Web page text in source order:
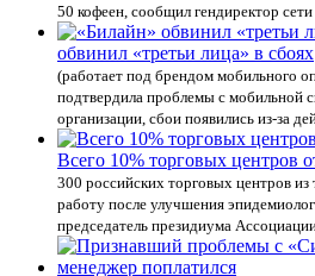
50 кофеен, сообщил гендиректор
обвинил «третьи лица» в сбоях
(работает под брендом мобильного
подтвердила проблемы с мобильной
организации, сбои появились из-за
Всего 10% торговых центров
300 российских торговых центров
работу после улучшения
председатель президиума